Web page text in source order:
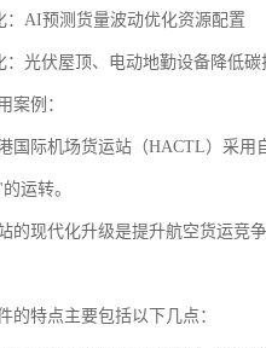
：AI预测货量波动优化资源配置
：光伏屋顶、电动地勤设备降低碳
案例：
国际机场货运站（HACTL）采用
运转。
的现代化升级是提升航空货运竞
的特点主要包括以下几点：